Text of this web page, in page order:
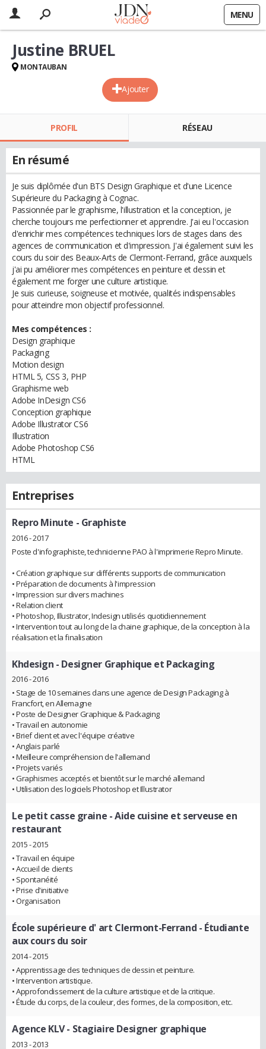
MENU
Ajouter
Justine BRUEL
MONTAUBAN
PROFIL RÉSEAU
En résumé
Je suis diplômée d'un BTS Design Graphique et d'une Licence
Supérieure du Packaging à Cognac.
Passionnée par le graphisme, l'illustration et la conception, je
cherche toujours me perfectionner et apprendre. J'ai eu l'occasion
d'enrichir mes compétences techniques lors de stages dans des
agences de communication et d'impression. J'ai également suivi les
cours du soir des Beaux-Arts de Clermont-Ferrand, grâce auxquels
j'ai pu améliorer mes compétences en peinture et dessin et
également me forger une culture artistique.
Je suis curieuse, soigneuse et motivée, qualités indispensables
pour atteindre mon objectif professionnel.
Mes compétences :
Design graphique
Packaging
Motion design
HTML 5, CSS 3, PHP
Graphisme web
Adobe InDesign CS6
Conception graphique
Adobe Illustrator CS6
Illustration
Adobe Photoshop CS6
HTML
Entreprises
Repro Minute - Graphiste
2016 - 2017
Poste d'infographiste, technicienne PAO à l'imprimerie Repro Minute.
• Création graphique sur différents supports de communication
• Préparation de documents à l'impression
• Impression sur divers machines
• Relation client
• Photoshop, Illustrator, Indesign utilisés quotidiennement
• Intervention tout au long de la chaine graphique, de la conception à la
réalisation et la finalisation
Khdesign - Designer Graphique et Packaging
2016 - 2016
• Stage de 10 semaines dans une agence de Design Packaging à
Francfort, en Allemagne
• Poste de Designer Graphique & Packaging
• Travail en autonomie
• Brief client et avec l'équipe créative
• Anglais parlé
• Meilleure compréhension de l'allemand
• Projets variés
• Graphismes acceptés et bientôt sur le marché allemand
• Utilisation des logiciels Photoshop et Illustrator
Le petit casse graine - Aide cuisine et serveuse en
restaurant
2015 - 2015
• Travail en équipe
• Accueil de clients
• Spontanéité
• Prise d'initiative
• Organisation
École supérieure d' art Clermont-Ferrand - Étudiante
aux cours du soir
2014 - 2015
• Apprentissage des techniques de dessin et peinture.
• Intervention artistique.
• Approfondissement de la culture artistique et de la critique.
• Étude du corps, de la couleur, des formes, de la composition, etc.
Agence KLV- Stagiaire Designer graphique
2013 - 2013